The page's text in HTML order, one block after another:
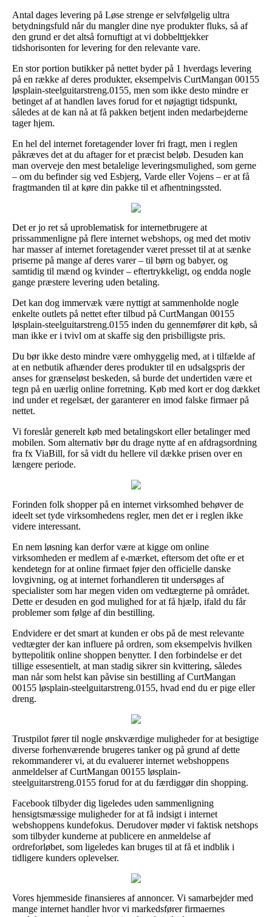
Antal dages levering på Løse strenge er selvfølgelig ultra
betydningsfuld når du mangler dine nye produkter fluks, så af
den grund er det altså fornuftigt at vi dobbelttjekker
tidshorisonten for levering for den relevante vare.
En stor portion butikker på nettet byder på 1 hverdags levering
på en række af deres produkter, eksempelvis CurtMangan 00155
løsplain-steelguitarstreng.0155, men som ikke desto mindre er
betinget af at handlen laves forud for et nøjagtigt tidspunkt,
således at de kan nå at få pakken betjent inden medarbejderne
tager hjem.
En hel del internet foretagender lover fri fragt, men i reglen
påkræves det at du aftager for et præcist beløb. Desuden kan
man overveje den mest betalelige leveringsmulighed, som gerne
– om du befinder sig ved Esbjerg, Varde eller Vojens – er at få
fragtmanden til at køre din pakke til et afhentningssted.
Det er jo ret så uproblematisk for internetbrugere at
prissammenligne på flere internet webshops, og med det motiv
har masser af internet foretagender været presset til at at sænke
priserne på mange af deres varer – til børn og babyer, og
samtidig til mænd og kvinder – eftertrykkeligt, og endda nogle
gange præstere levering uden betaling.
Det kan dog immervæk være nyttigt at sammenholde nogle
enkelte outlets på nettet efter tilbud på CurtMangan 00155
løsplain-steelguitarstreng.0155 inden du gennemfører dit køb, så
man ikke er i tvivl om at skaffe sig den prisbilligste pris.
Du bør ikke desto mindre være omhyggelig med, at i tilfælde af
at en netbutik afhænder deres produkter til en udsalgspris der
anses for grænseløst beskeden, så burde det undertiden være et
tegn på en uærlig online forretning. Køb med kort er dog dækket
ind under et regelsæt, der garanterer en imod falske firmaer på
nettet.
Vi foreslår generelt køb med betalingskort eller betalinger med
mobilen. Som alternativ bør du drage nytte af en afdragsordning
fra fx ViaBill, for så vidt du hellere vil dække prisen over en
længere periode.
Forinden folk shopper på en internet virksomhed behøver de
ideelt set tyde virksomhedens regler, men det er i reglen ikke
videre interessant.
En nem løsning kan derfor være at kigge om online
virksomheden er medlem af e-mærket, eftersom det ofte er et
kendetegn for at online firmaet føjer den officielle danske
lovgivning, og at internet forhandleren tit undersøges af
specialister som har megen viden om vedtægterne på området.
Dette er desuden en god mulighed for at få hjælp, ifald du får
problemer som følge af din bestilling.
Endvidere er det smart at kunden er obs på de mest relevante
vedtægter der kan influere på ordren, som eksempelvis hvilken
byttepolitik online shoppen benytter. I den forbindelse er det
tillige essesentielt, at man stadig sikrer sin kvittering, således
man når som helst kan påvise sin bestilling af CurtMangan
00155 løsplain-steelguitarstreng.0155, hvad end du er pige eller
dreng.
Trustpilot fører til nogle ønskværdige muligheder for at besigtige
diverse forhenværende brugeres tanker og på grund af dette
rekommanderer vi, at du evaluerer internet webshoppens
anmeldelser af CurtMangan 00155 løsplain-
steelguitarstreng.0155 forud for at du færdiggør din shopping.
Facebook tilbyder dig ligeledes uden sammenligning
hensigtsmæssige muligheder for at få indsigt i internet
webshoppens kundefokus. Derudover møder vi faktisk netshops
som tilbyder kunderne at publicere en anmeldelse af
ordreforløbet, som ligeledes kan bruges til at få et indblik i
tidligere kunders oplevelser.
Vores hjemmeside finansieres af annoncer. Vi samarbejder med
mange internet handler hvor vi markedsfører firmaernes